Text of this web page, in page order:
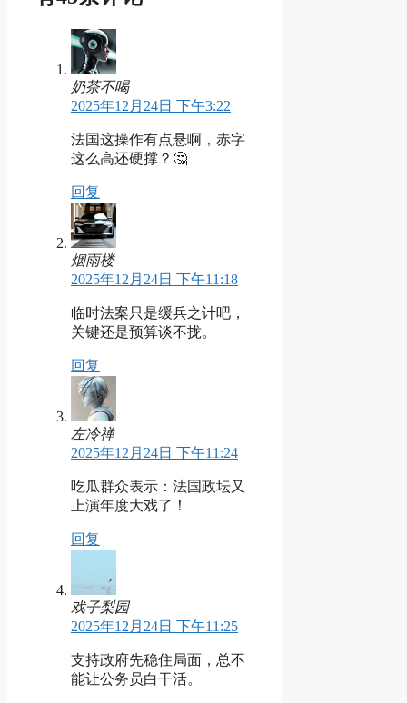
奶茶不喝
2025年12月24日 下午3:22
法国这操作有点悬啊，赤字
这么高还硬撑？🤔
回复
烟雨楼
2025年12月24日 下午11:18
临时法案只是缓兵之计吧，
关键还是预算谈不拢。
回复
左冷禅
2025年12月24日 下午11:24
吃瓜群众表示：法国政坛又
上演年度大戏了！
回复
戏子梨园
2025年12月24日 下午11:25
支持政府先稳住局面，总不
能让公务员白干活。